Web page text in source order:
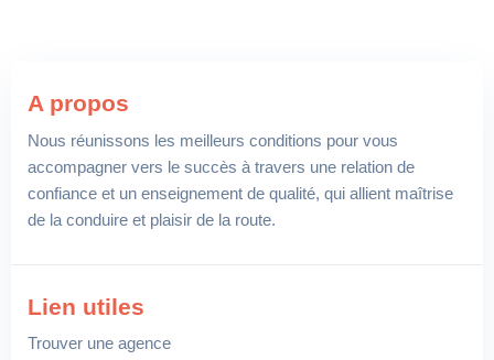
A propos
Nous réunissons les meilleurs conditions pour vous
accompagner vers le succès à travers une relation de
confiance et un enseignement de qualité, qui allient maîtrise
de la conduire et plaisir de la route.
Lien utiles
Trouver une agence